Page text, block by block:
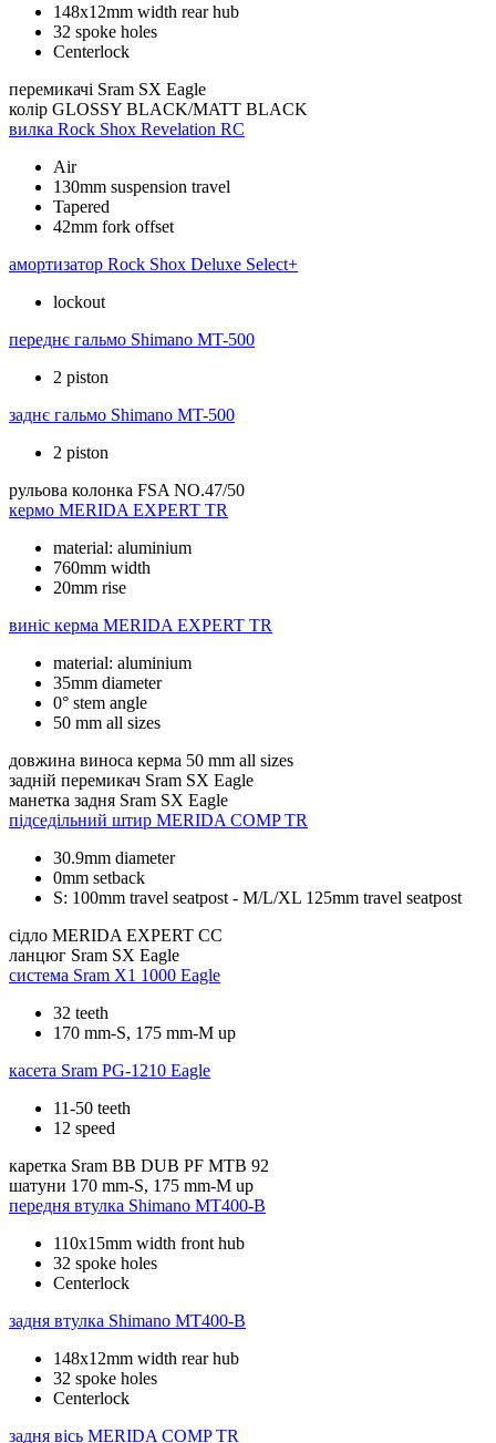
148x12mm width rear hub
32 spoke holes
Centerlock
перемикачі Sram SX Eagle
колір GLOSSY BLACK/MATT BLACK
вилка Rock Shox Revelation RC
Air
130mm suspension travel
Tapered
42mm fork offset
амортизатор Rock Shox Deluxe Select+
lockout
переднє гальмо Shimano MT-500
2 piston
заднє гальмо Shimano MT-500
2 piston
рульова колонка FSA NO.47/50
кермо MERIDA EXPERT TR
material: aluminium
760mm width
20mm rise
виніс керма MERIDA EXPERT TR
material: aluminium
35mm diameter
0° stem angle
50 mm all sizes
довжина виноса керма 50 mm all sizes
задній перемикач Sram SX Eagle
манетка задня Sram SX Eagle
підседільний штир MERIDA COMP TR
30.9mm diameter
0mm setback
S: 100mm travel seatpost - M/L/XL 125mm travel seatpost
сідло MERIDA EXPERT CC
ланцюг Sram SX Eagle
система Sram X1 1000 Eagle
32 teeth
170 mm-S, 175 mm-M up
касета Sram PG-1210 Eagle
11-50 teeth
12 speed
каретка Sram BB DUB PF MTB 92
шатуни 170 mm-S, 175 mm-M up
передня втулка Shimano MT400-B
110x15mm width front hub
32 spoke holes
Centerlock
задня втулка Shimano MT400-B
148x12mm width rear hub
32 spoke holes
Centerlock
задня вісь MERIDA COMP TR